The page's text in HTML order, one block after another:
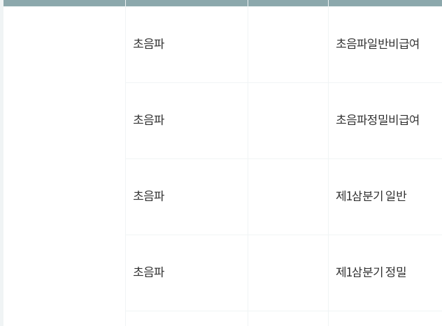
초음파 초음파일반비급여
초음파 초음파정밀비급여
초음파 제1삼분기 일반
초음파 제1삼분기 정밀